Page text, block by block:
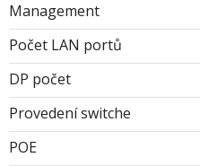
Management
Počet LAN portů
DP počet
Provedení switche
POE